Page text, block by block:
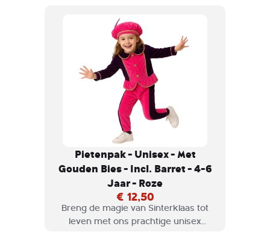
kleine piet die klaar is om te feesten.
Pietenpak - Unisex - Met
Gouden Bies - Incl. Barret - 4-6
Jaar - Roze
€ 12,50
Breng de magie van Sinterklaas tot
leven met ons prachtige unisex